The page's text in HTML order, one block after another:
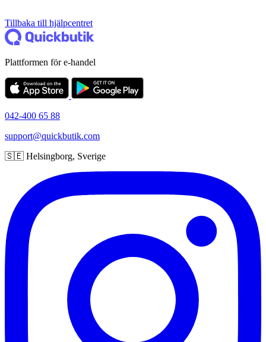
Tillbaka till hjälpcentret
Plattformen för e-handel
042-400 65 88
support@quickbutik.com
🇸🇪 Helsingborg, Sverige